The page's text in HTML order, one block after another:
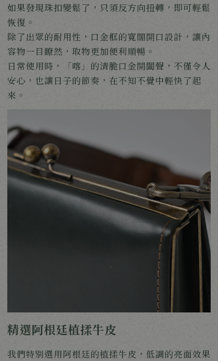
如果發現珠扣變鬆了，只須反方向扭轉，即可輕鬆
恢復。
除了出眾的耐用性，口金框的寬闊開口設計，讓內
容物一目瞭然，取物更加便利順暢。
日常使用時，「喀」的清脆口金開闔聲，不僅令人
安心，也讓日子的節奏，在不知不覺中輕快了起
來。
精選阿根廷植揉牛皮
我們特別選用阿根廷的植揉牛皮， 低調的亮面效果